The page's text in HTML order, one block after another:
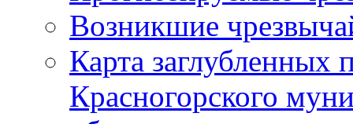
Возникшие
Карта
Красногорского